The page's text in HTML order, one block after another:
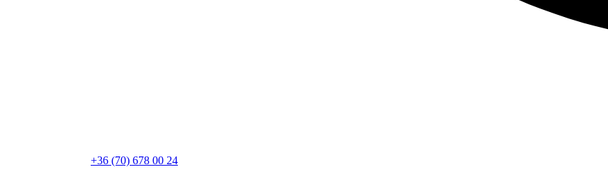
+36 (70) 678 00 24